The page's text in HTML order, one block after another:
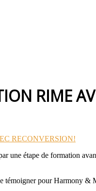
RIME
une étape de formation
témoigner pour Harmony &